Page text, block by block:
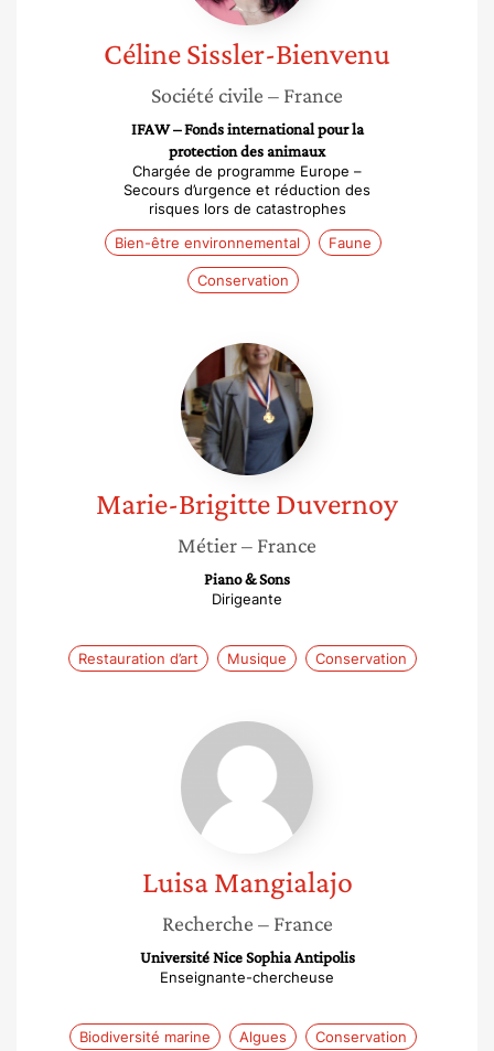
CélineSissler-Bienvenu
Société civile – France
IFAW – Fonds international pour la
protection des animaux
Chargée de programme Europe –
Secours d’urgence et réduction des
risques lors de catastrophes
Bien-être environnemental
Faune
Conservation
Marie-
Brigitte
Duvernoy
Marie-BrigitteDuvernoy
Métier– France
Piano & Sons
Dirigeante
Restauration d’art Musique Conservation
Luisa
Mangialajo
Luisa Mangialajo
Recherche – France
Université Nice Sophia Antipolis
Enseignante-chercheuse
Biodiversité marine Algues Conservation